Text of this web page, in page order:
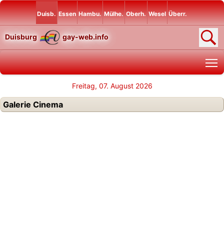
Duisb. Essen Hambu. Mülhe. Oberh. Wesel Überr.
Duisburg gay-web.info
Freitag, 07. August 2026
Galerie Cinema